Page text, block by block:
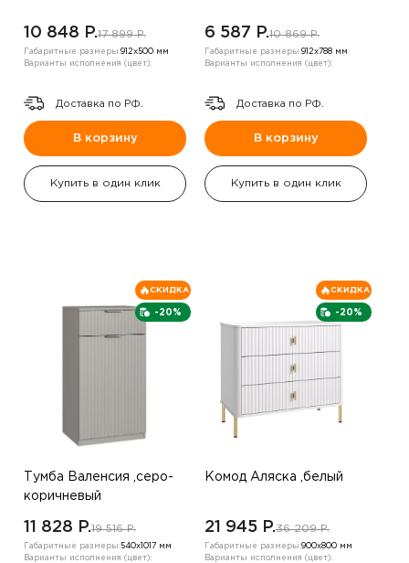
10 848 P.17 899 P.
Габаритные размеры:912х500 мм
Варианты исполнения (цвет):
Доставка по РФ.
В корзину
Купить в один клик
6 587 P.10 869 P.
Габаритные размеры:912х788 мм
Варианты исполнения (цвет):
Доставка по РФ.
В корзину
Купить в один клик
-20%
СКИДКА
Тумба Валенсия ,серо-
коричневый
11 828 P.19 516 P.
Габаритные размеры:540х1017 мм
Варианты исполнения (цвет):
-20%
СКИДКА
Комод Аляска ,белый
21 945 P.36 209 P.
Габаритные размеры:900х800 мм
Варианты исполнения (цвет):